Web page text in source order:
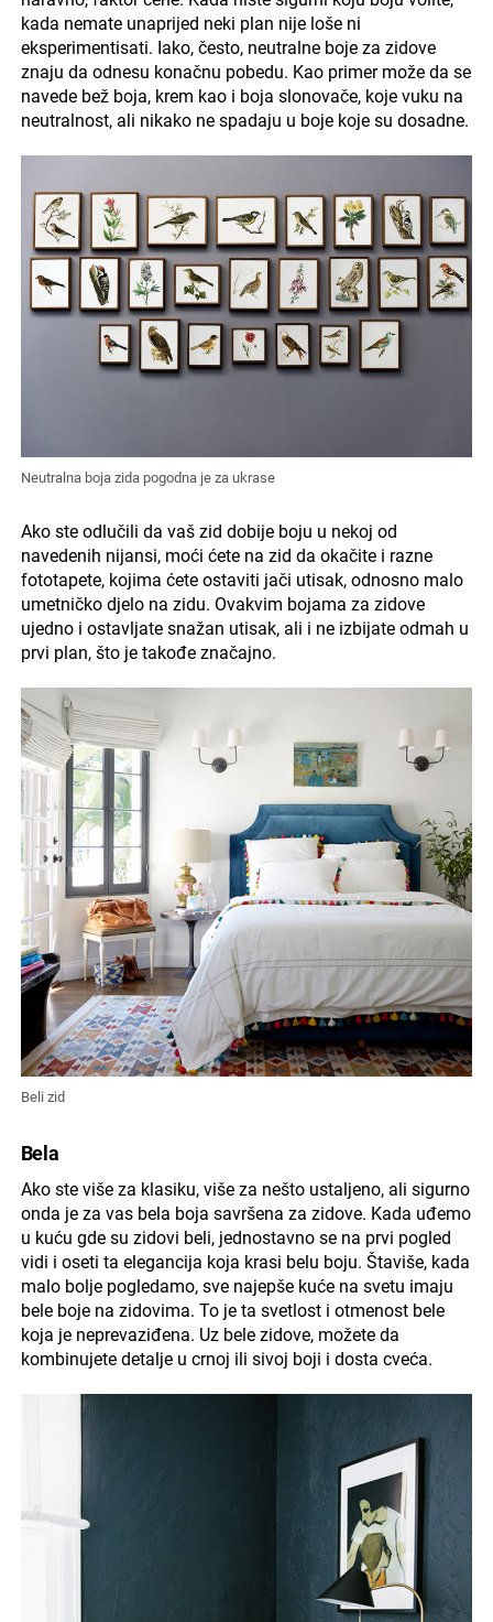
kada nemate unaprijed neki plan nije loše ni
eksperimentisati. Iako, često, neutralne boje za zidove
znaju da odnesu konačnu pobedu. Kao primer može da se
navede bež boja, krem kao i boja slonovače, koje vuku na
neutralnost, ali nikako ne spadaju u boje koje su dosadne.
Neutralna boja zida pogodna je za ukrase
Ako ste odlučili da vaš zid dobije boju u nekoj od
navedenih nijansi, moći ćete na zid da okačite i razne
fototapete, kojima ćete ostaviti jači utisak, odnosno malo
umetničko djelo na zidu. Ovakvim bojama za zidove
ujedno i ostavljate snažan utisak, ali i ne izbijate odmah u
prvi plan, što je takođe značajno.
Beli zid
Bela
Ako ste više za klasiku, više za nešto ustaljeno, ali sigurno
onda je za vas bela boja savršena za zidove. Kada uđemo
u kuću gde su zidovi beli, jednostavno se na prvi pogled
vidi i oseti ta elegancija koja krasi belu boju. Štaviše, kada
malo bolje pogledamo, sve najepše kuće na svetu imaju
bele boje na zidovima. To je ta svetlost i otmenost bele
koja je neprevaziđena. Uz bele zidove, možete da
kombinujete detalje u crnoj ili sivoj boji i dosta cveća.